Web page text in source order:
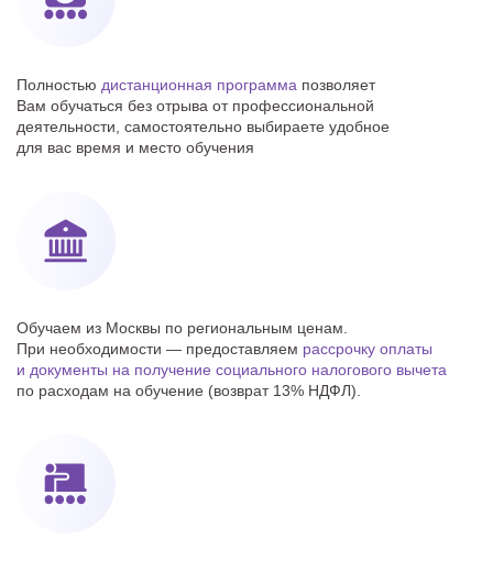
Полностью дистанционная программа позволяет
Вам обучаться без отрыва от профессиональной
деятельности, самостоятельно выбираете удобное
для вас время и место обучения
Обучаем из Москвы по региональным ценам.
При необходимости — предоставляем рассрочку оплаты
и документы на получение cоциального налогового вычета
по расходам на обучение (возврат 13% НДФЛ).